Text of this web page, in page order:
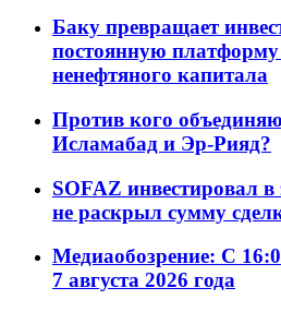
Баку превращает
постоянную
ненефтяного капитала
Против кого
Исламабад и Эр-Рияд?
SOFAZ инвестировал в
не раскрыл сумму
Медиаобозрение: С
7 августа 2026 года